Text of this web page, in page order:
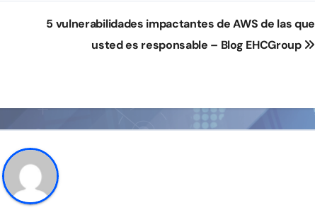
5 vulnerabilidades impactantes de AWS de las que
usted es responsable – Blog EHCGroup